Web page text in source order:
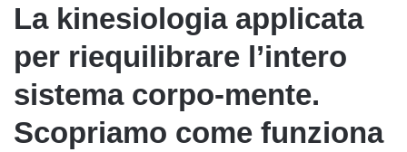
La kinesiologia applicata
per riequilibrare l’intero
sistema corpo-mente.
Scopriamo come funziona